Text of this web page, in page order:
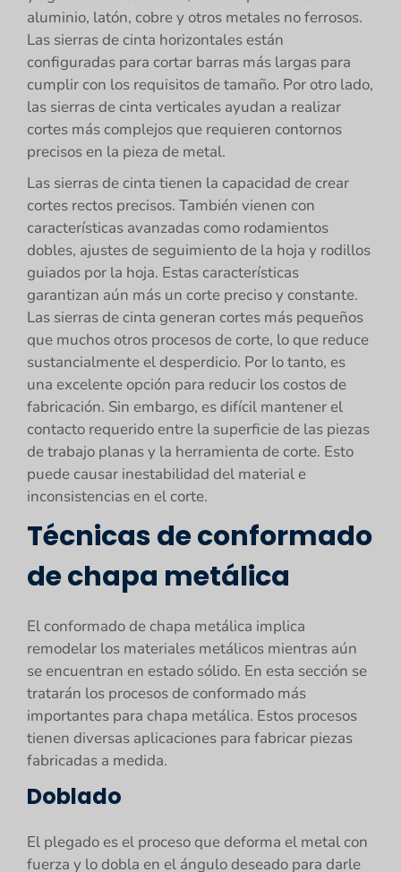
aluminio, latón, cobre y otros metales no ferrosos.
Las sierras de cinta horizontales están
configuradas para cortar barras más largas para
cumplir con los requisitos de tamaño. Por otro lado,
las sierras de cinta verticales ayudan a realizar
cortes más complejos que requieren contornos
precisos en la pieza de metal.
Las sierras de cinta tienen la capacidad de crear
cortes rectos precisos. También vienen con
características avanzadas como rodamientos
dobles, ajustes de seguimiento de la hoja y rodillos
guiados por la hoja. Estas características
garantizan aún más un corte preciso y constante.
Las sierras de cinta generan cortes más pequeños
que muchos otros procesos de corte, lo que reduce
sustancialmente el desperdicio. Por lo tanto, es
una excelente opción para reducir los costos de
fabricación. Sin embargo, es difícil mantener el
contacto requerido entre la superficie de las piezas
de trabajo planas y la herramienta de corte. Esto
puede causar inestabilidad del material e
inconsistencias en el corte.
Técnicas de conformado
de chapa metálica
El conformado de chapa metálica implica
remodelar los materiales metálicos mientras aún
se encuentran en estado sólido. En esta sección se
tratarán los procesos de conformado más
importantes para chapa metálica. Estos procesos
tienen diversas aplicaciones para fabricar piezas
fabricadas a medida.
Doblado
El plegado es el proceso que deforma el metal con
fuerza y lo dobla en el ángulo deseado para darle